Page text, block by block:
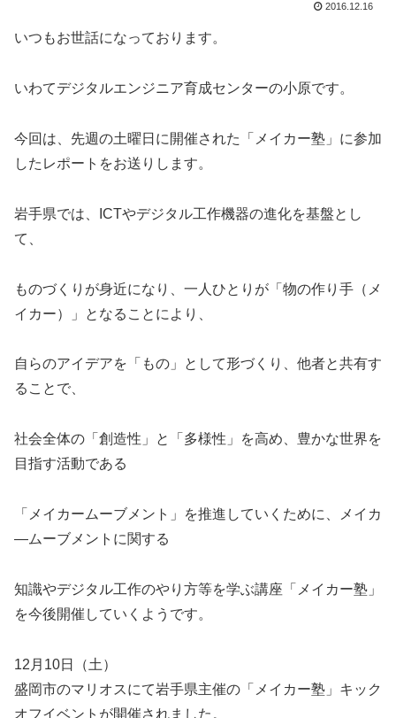
2016.12.16
いつもお世話になっております。
いわてデジタルエンジニア育成センターの小原です。
今回は、先週の土曜日に開催された「メイカー塾」に参加
したレポートをお送りします。
岩手県では、ICTやデジタル工作機器の進化を基盤とし
て、
ものづくりが身近になり、一人ひとりが「物の作り手（メ
イカー）」となることにより、
自らのアイデアを「もの」として形づくり、他者と共有す
ることで、
社会全体の「創造性」と「多様性」を高め、豊かな世界を
目指す活動である
「メイカームーブメント」を推進していくために、メイカ
―ムーブメントに関する
知識やデジタル工作のやり方等を学ぶ講座「メイカー塾」
を今後開催していくようです。
12月10日（土）
盛岡市のマリオスにて岩手県主催の「メイカー塾」キック
オフイベントが開催されました。